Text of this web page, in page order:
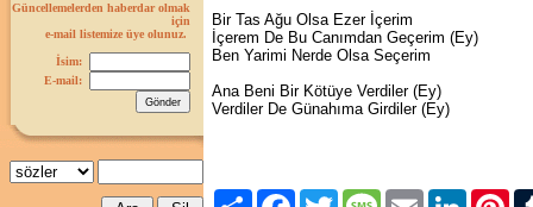
Güncellemelerden haberdar olmak
için
e-mail listemize üye olunuz.
İsim:
E-mail:
Bir Tas Ağu Olsa Ezer İçerim
İçerem De Bu Canımdan Geçerim (Ey)
Ben Yarimi Nerde Olsa Seçerim
Ana Beni Bir Kötüye Verdiler (Ey)
Verdiler De Günahıma Girdiler (Ey)
Paylaş FacebookTwitter Message Email LinkedIn